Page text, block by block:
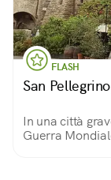
FLASH
San
In una città
Guerra